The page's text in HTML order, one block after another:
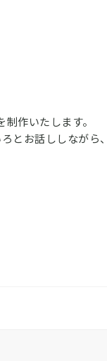
作いたします。
とお話ししながら